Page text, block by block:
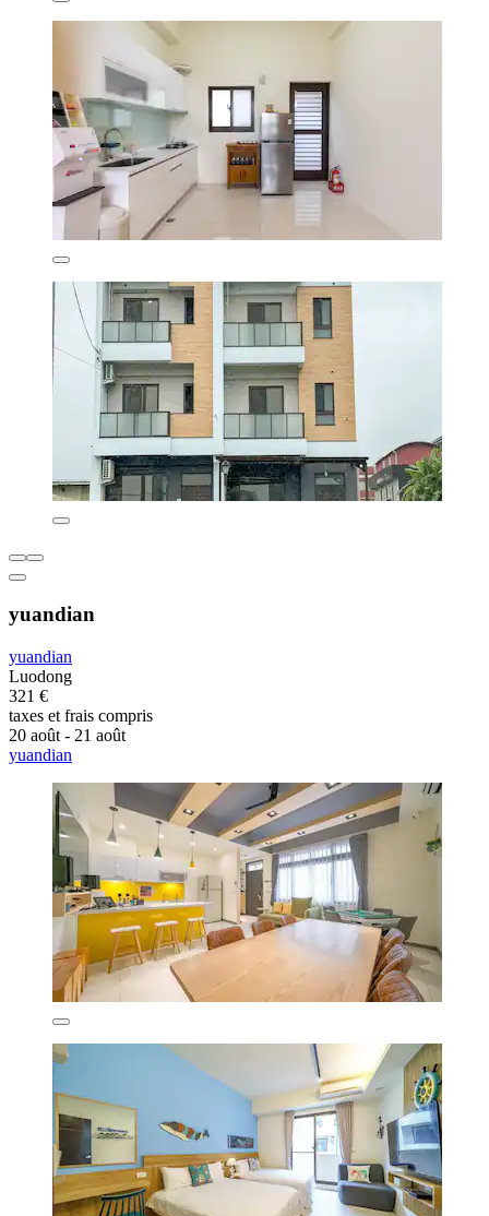
yuandian
yuandian
Luodong
321 €
taxes et frais compris
20 août - 21 août
yuandian